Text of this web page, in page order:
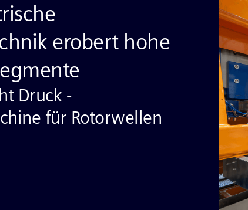
erobert hohe
Druck -
für Rotorwellen